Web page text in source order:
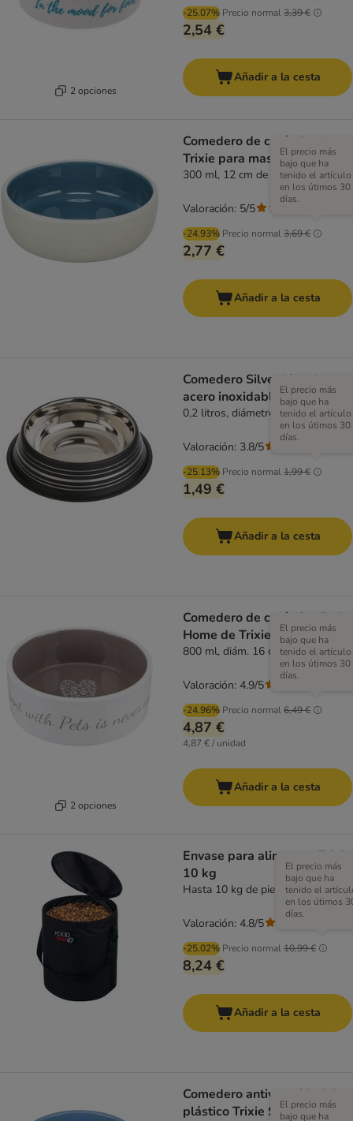
2 opciones
-25.07% Precio normal3,39 €
2,54 €
Añadir a la cesta
Comedero de cerámica de
Trixie para mascotas
300 ml, 12 cm de diámetro
-24.93% Precio normal3,69 €
El precio más
bajo que ha
tenido el artículo
en los útimos 30
días.
2,77 €
Valoración: 5/5
Añadir a la cesta
Comedero Silver Line de
acero inoxidable negro mate
0,2 litros, diámetro 15 cm
-25.13% Precio normal1,99 €
El precio más
bajo que ha
tenido el artículo
en los útimos 30
días.
1,49 €
Valoración: 3.8/5
Añadir a la cesta
2 opciones
Comedero de cerámica Pet's
Home de Trixie
800 ml, diám. 16 cm
-24.96% Precio normal6,49 €
El precio más
bajo que ha
tenido el artículo
en los útimos 30
días.
4,87 €
4,87 € / unidad
Valoración: 4.9/5
Añadir a la cesta
Envase para alimentos Trixie
10 kg
Hasta 10 kg de pienso
-25.02% Precio normal10,99 €
El precio más
bajo que ha
tenido el
en los útimos
días.
8,24 €
Valoración: 4.8/5
Añadir a la cesta
Comedero antivoracidad de
plástico Trixie Slow Feed
El precio más
bajo que ha